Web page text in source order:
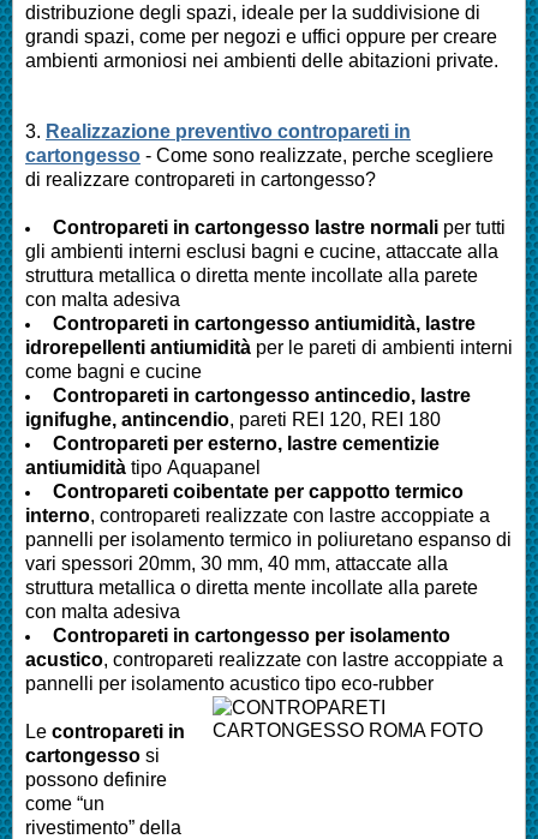
distribuzione degli spazi, ideale per la suddivisione di
grandi spazi, come per negozi e uffici oppure per creare
ambienti armoniosi nei ambienti delle abitazioni private.
3. Realizzazione preventivo contropareti in
cartongesso - Come sono realizzate, perche scegliere
di realizzare contropareti in cartongesso?
Contropareti in cartongesso lastre normali per tutti
gli ambienti interni esclusi bagni e cucine, attaccate alla
struttura metallica o diretta mente incollate alla parete
con malta adesiva
Contropareti in cartongesso antiumidità, lastre
idrorepellenti antiumidità per le pareti di ambienti interni
come bagni e cucine
Contropareti in cartongesso antincedio, lastre
ignifughe, antincendio, pareti REI 120, REI 180
Contropareti per esterno, lastre cementizie
antiumidità tipo Aquapanel
Contropareti coibentate per cappotto termico
interno, contropareti realizzate con lastre accoppiate a
pannelli per isolamento termico in poliuretano espanso di
vari spessori 20mm, 30 mm, 40 mm, attaccate alla
struttura metallica o diretta mente incollate alla parete
con malta adesiva
Contropareti in cartongesso per isolamento
acustico, contropareti realizzate con lastre accoppiate a
pannelli per isolamento acustico tipo eco-rubber
Le contropareti in
cartongesso si
possono definire
come “un
rivestimento” della